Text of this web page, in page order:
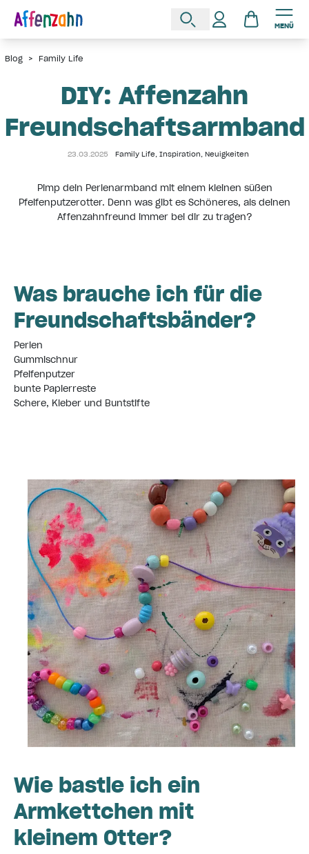
MENÜ
Blog > Family Life
DIY: Affenzahn
Freundschaftsarmband
23.03.2025 Family Life, Inspiration, Neuigkeiten
Pimp dein Perlenarmband mit einem kleinen süßen
Pfeifenputzerotter. Denn was gibt es Schöneres, als deinen
Affenzahnfreund immer bei dir zu tragen?
Was brauche ich für die
Freundschaftsbänder?
Perlen
Gummischnur
Pfeifenputzer
bunte Papierreste
Schere, Kleber und Buntstifte
Wie bastle ich ein
Armkettchen mit
kleinem Otter?